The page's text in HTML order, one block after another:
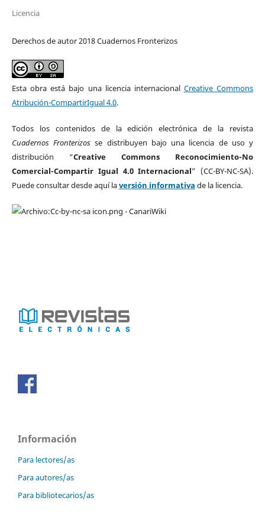
Licencia
Derechos de autor 2018 Cuadernos Fronterizos
Esta obra está bajo una licencia internacional Creative Commons
Atribución-CompartirIgual 4.0.
Todos los contenidos de la edición electrónica de la revista
Cuadernos Fronterizos se distribuyen bajo una licencia de uso y
distribución “Creative Commons Reconocimiento-No
Comercial-Compartir Igual 4.0 Internacional” (CC-BY-NC-SA).
Puede consultar desde aquí laversión informativa de la licencia.
Información
Para lectores/as
Para autores/as
Para bibliotecarios/as